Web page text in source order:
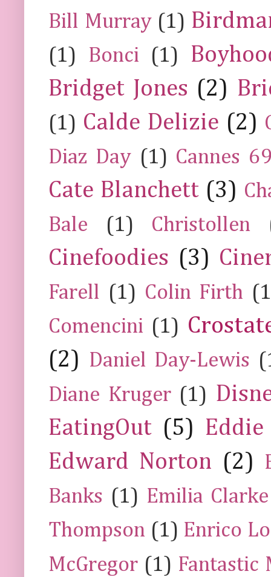
Bill Murray (1)
(1) Bonci (1)
Bridget Jones (2)
(1) Calde Delizie (2)
Diaz Day (1) Cannes
Cate Blanchett (3)
Bale
(1) Christollen
Cinefoodies (3)
Farell (1) Colin Firth
Comencini (1)
(2) Daniel Day-Lewis
Diane Kruger (1)
EatingOut (5) Eddie
Edward Norton (2)
Banks (1) Emilia Clarke
Thompson (1) Enrico
McGregor (1) Fantastic